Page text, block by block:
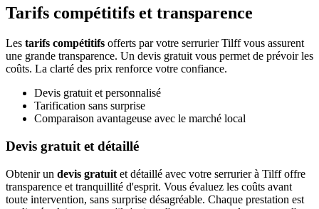
Tarifs compétitifs et transparence
Les tarifs compétitifs offerts par votre serrurier Tilff vous assurent
une grande transparence. Un devis gratuit vous permet de prévoir les
coûts. La clarté des prix renforce votre confiance.
Devis gratuit et personnalisé
Tarification sans surprise
Comparaison avantageuse avec le marché local
Devis gratuit et détaillé
Obtenir un devis gratuit et détaillé avec votre serrurier à Tilff offre
transparence et tranquillité d'esprit. Vous évaluez les coûts avant
toute intervention, sans surprise désagréable. Chaque prestation est